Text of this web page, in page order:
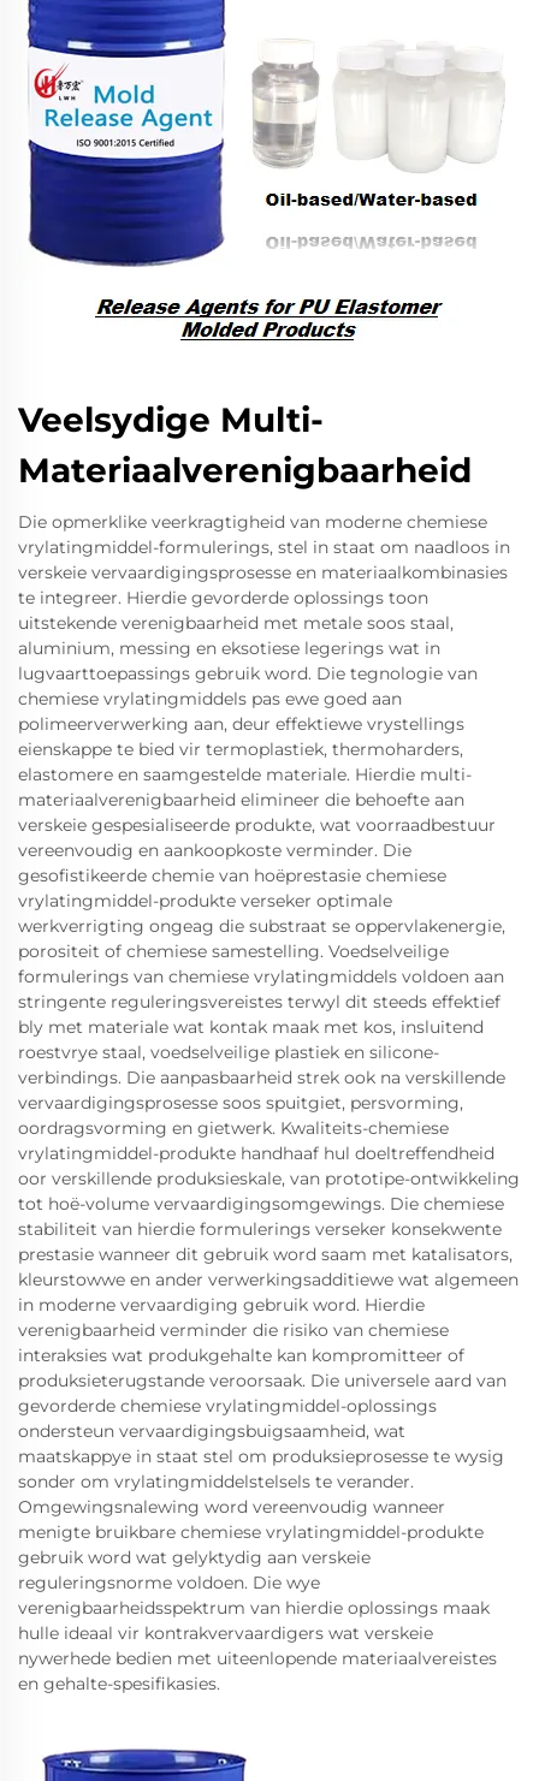
Veelsydige Multi-
Materiaalverenigbaarheid
Die opmerklike veerkragtigheid van moderne chemiese
vrylatingmiddel-formulerings, stel in staat om naadloos in
verskeie vervaardigingsprosesse en materiaalkombinasies
te integreer. Hierdie gevorderde oplossings toon
uitstekende verenigbaarheid met metale soos staal,
aluminium, messing en eksotiese legerings wat in
lugvaarttoepassings gebruik word. Die tegnologie van
chemiese vrylatingmiddels pas ewe goed aan
polimeerverwerking aan, deur effektiewe vrystellings
eienskappe te bied vir termoplastiek, thermoharders,
elastomere en saamgestelde materiale. Hierdie multi-
materiaalverenigbaarheid elimineer die behoefte aan
verskeie gespesialiseerde produkte, wat voorraadbestuur
vereenvoudig en aankoopkoste verminder. Die
gesofistikeerde chemie van hoëprestasie chemiese
vrylatingmiddel-produkte verseker optimale
werkverrigting ongeag die substraat se oppervlakenergie,
porositeit of chemiese samestelling. Voedselveilige
formulerings van chemiese vrylatingmiddels voldoen aan
stringente reguleringsvereistes terwyl dit steeds effektief
bly met materiale wat kontak maak met kos, insluitend
roestvrye staal, voedselveilige plastiek en silicone-
verbindings. Die aanpasbaarheid strek ook na verskillende
vervaardigingsprosesse soos spuitgiet, persvorming,
oordragsvorming en gietwerk. Kwaliteits-chemiese
vrylatingmiddel-produkte handhaaf hul doeltreffendheid
oor verskillende produksieskale, van prototipe-ontwikkeling
tot hoë-volume vervaardigingsomgewings. Die chemiese
stabiliteit van hierdie formulerings verseker konsekwente
prestasie wanneer dit gebruik word saam met katalisators,
kleurstowwe en ander verwerkingsadditiewe wat algemeen
in moderne vervaardiging gebruik word. Hierdie
verenigbaarheid verminder die risiko van chemiese
interaksies wat produkgehalte kan kompromitteer of
produksieterugstande veroorsaak. Die universele aard van
gevorderde chemiese vrylatingmiddel-oplossings
ondersteun vervaardigingsbuigsaamheid, wat
maatskappye in staat stel om produksieprosesse te wysig
sonder om vrylatingmiddelstelsels te verander.
Omgewingsnalewing word vereenvoudig wanneer
menigte bruikbare chemiese vrylatingmiddel-produkte
gebruik word wat gelyktydig aan verskeie
reguleringsnorme voldoen. Die wye
verenigbaarheidsspektrum van hierdie oplossings maak
hulle ideaal vir kontrakvervaardigers wat verskeie
nywerhede bedien met uiteenlopende materiaalvereistes
en gehalte-spesifikasies.